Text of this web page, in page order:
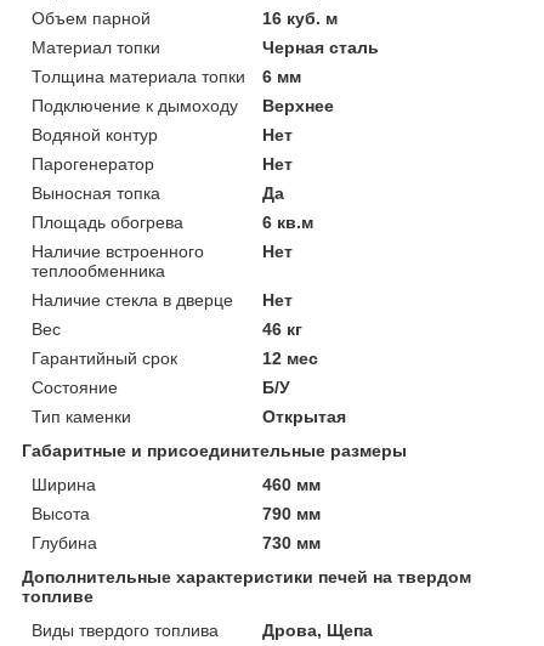
Объем парной
16 куб. м
Материал топки
Черная сталь
Толщина материала топки
6 мм
Подключение к дымоходу
Верхнее
Водяной контур
Нет
Парогенератор
Нет
Выносная топка
Да
Площадь обогрева
6 кв.м
Наличие встроенного
теплообменника
Нет
Наличие стекла в дверце
Нет
Вес
46 кг
Гарантийный срок
12 мес
Состояние
Б/У
Тип каменки
Открытая
Габаритные и присоединительные размеры
Ширина
460 мм
Высота
790 мм
Глубина
730 мм
Дополнительные характеристики печей на твердом
топливе
Виды твердого топлива
Дрова, Щепа